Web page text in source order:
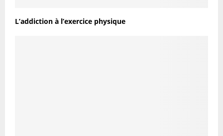
L’addiction à l’exercice physique